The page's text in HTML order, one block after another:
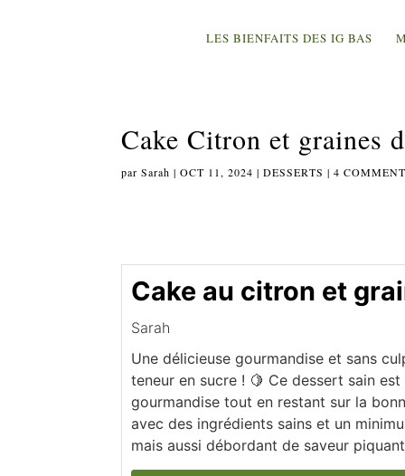
LES BIENFAITS DES IG BAS
Cake Citron et graines
parSarah |OCT 11, 2024 |DESSERTS |4
Cake au citron et
Sarah
Une délicieuse gourmandise et sans
teneur en sucre ! 🍋 Ce dessert sain
gourmandise tout en restant sur la
avec des ingrédients sains et un
mais aussi débordant de saveur